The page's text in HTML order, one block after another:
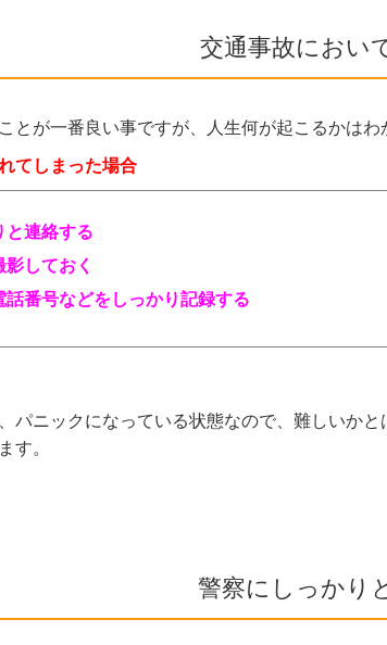
交通事故におい
とが一番良い事ですが、人生何が起こるかはわ
てしまった場合
と連絡する
しておく
話番号などをしっかり記録する
パニックになっている状態なので、難しいか
す。
警察にしっかり